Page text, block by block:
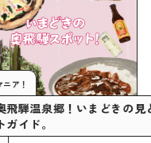
の行くとこマニア！
アツい奥飛騨温泉郷！い
スポットガイド。